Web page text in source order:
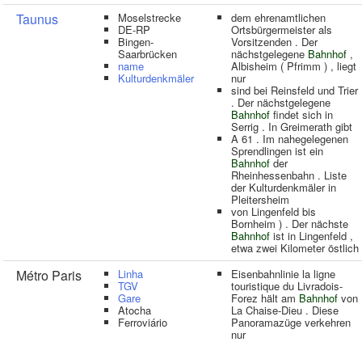
Taunus Moselstrecke
DE-RP
Bingen-
Saarbrücken
name
Kulturdenkmäler
dem ehrenamtlichen
Ortsbürgermeister als
Vorsitzenden . Der
nächstgelegene Bahnhof ,
Albisheim ( Pfrimm ) , liegt
nur
sind bei Reinsfeld und Trier
. Der nächstgelegene
Bahnhof findet sich in
Serrig . In Greimerath gibt
A 61 . Im nahegelegenen
Sprendlingen ist ein
Bahnhof der
Rheinhessenbahn . Liste
der Kulturdenkmäler in
Pleitersheim
von Lingenfeld bis
Bornheim ) . Der nächste
Bahnhof ist in Lingenfeld ,
etwa zwei Kilometer östlich
Métro Paris Linha
TGV
Gare
Atocha
Ferroviário
Eisenbahnlinie la ligne
touristique du Livradois-
Forez hält am Bahnhof von
La Chaise-Dieu . Diese
Panoramazüge verkehren
nur